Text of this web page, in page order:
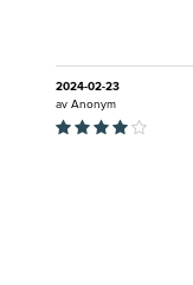
2024-02-23
av Anonym